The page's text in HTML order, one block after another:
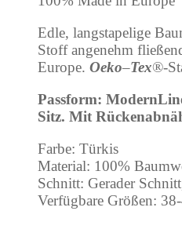
Edle, langstapelige
Stoff angenehm
Europe. Oeko–Tex®-
Passform:
Sitz. Mit
Farbe: Türkis
Material: 100%
Schnitt: Gerader
Verfügbare Größen: